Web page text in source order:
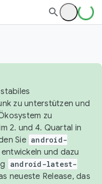
zu unterstützen und
zu
2. und 4. Quartal in
Sie android-
entwickeln und dazu
android-latest-
neueste Release, das